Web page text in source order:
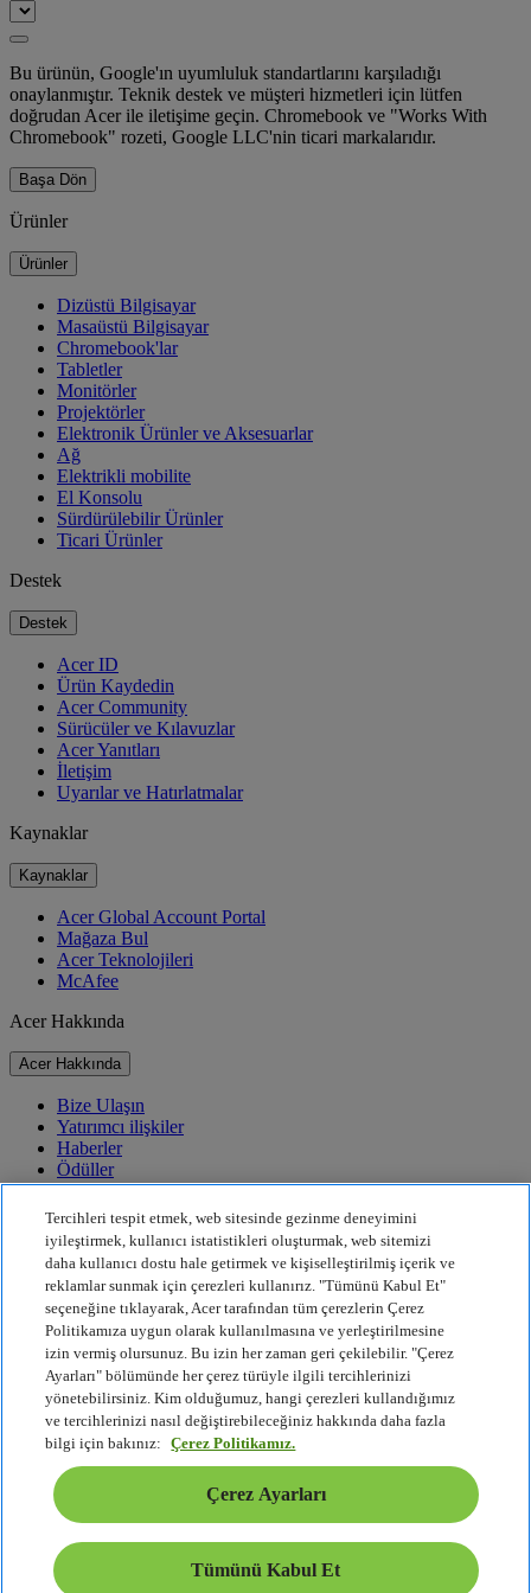
Bu ürünün, Google'ın uyumluluk standartlarını karşıladığı
onaylanmıştır. Teknik destek ve müşteri hizmetleri için lütfen
doğrudan Acer ile iletişime geçin. Chromebook ve "Works With
Chromebook" rozeti, Google LLC'nin ticari markalarıdır.
Başa Dön
Ürünler
Ürünler
Dizüstü Bilgisayar
Masaüstü Bilgisayar
Chromebook'lar
Tabletler
Monitörler
Projektörler
Elektronik Ürünler ve Aksesuarlar
Ağ
Elektrikli mobilite
El Konsolu
Sürdürülebilir Ürünler
Ticari Ürünler
Destek
Destek
Acer ID
Ürün Kaydedin
Acer Community
Sürücüler ve Kılavuzlar
Acer Yanıtları
İletişim
Uyarılar ve Hatırlatmalar
Kaynaklar
Kaynaklar
Acer Global Account Portal
Mağaza Bul
Acer Teknolojileri
McAfee
Acer Hakkında
Acer Hakkında
Bize Ulaşın
Yatırımcı ilişkiler
Haberler
Ödüller
Etkinlikler
Sürdürülebilirlik
Sürdürülebilirlik
Kurumsal Sosyal Sorumluluk
Ürün Karbon Ayak İzi
Project Humanity
Earthion
Gizlilik Politikası
Çerez Politikası
Yasal Uyarı
Ek Yasal Bilgiler
Erişilebilirlik Politikası
Çerez Ayarları
Türkiye - Türkçe
© 2026 Acer Inc.
Tercihleri tespit etmek, web sitesinde gezinme deneyimini
iyileştirmek, kullanıcı istatistikleri oluşturmak, web sitemizi
daha kullanıcı dostu hale getirmek ve kişiselleştirilmiş içerik ve
reklamlar sunmak için çerezleri kullanırız. "Tümünü Kabul Et"
seçeneğine tıklayarak, Acer tarafından tüm çerezlerin Çerez
Politikamıza uygun olarak kullanılmasına ve yerleştirilmesine
izin vermiş olursunuz. Bu izin her zaman geri çekilebilir. "Çerez
Ayarları" bölümünde her çerez türüyle ilgili tercihlerinizi
yönetebilirsiniz. Kim olduğumuz, hangi çerezleri kullandığımız
ve tercihlerinizi nasıl değiştirebileceğiniz hakkında daha fazla
bilgi için bakınız:
Çerez Politikamız.
Çerez Ayarları
Tümünü Kabul Et